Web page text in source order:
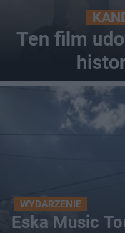
Ten film
WYDARZENIE
Eska Music